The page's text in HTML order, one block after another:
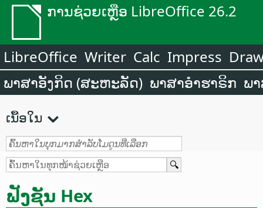
ການຊ່ວຍເຫຼືອ LibreOffice 26.2
LibreOffice Writer Calc Impress
ພາສາອັງກິດ (ສະຫະລັດ) ພາສາອຳຮາຣິກ ພ
ເນື້ອໃນ
ຟັງຊັນ Hex